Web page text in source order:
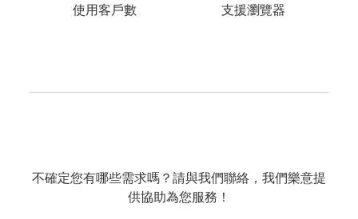
使用客戶數
支援瀏覽器
不確定您有哪些需求嗎？請與我們聯絡，我們樂意提
供協助為您服務！